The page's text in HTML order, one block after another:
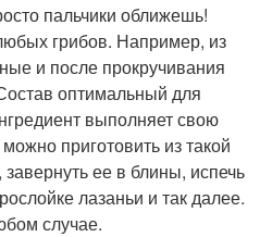
пальчики оближешь!
грибов. Например, из
и после прокручивания
оптимальный для
выполняет свою
приготовить из такой
ее в блины, испечь
лазаньи и так далее.
случае.